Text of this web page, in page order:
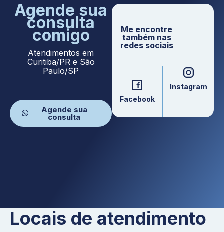
Agende sua
consulta
comigo
Atendimentos em
Curitiba/PR e São
Paulo/SP
Agende sua
consulta
Me encontre
também nas
redes sociais
Facebook
Instagram
Locais de atendimento